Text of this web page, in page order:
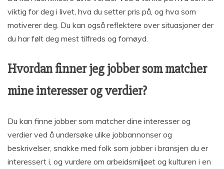
viktig for deg i livet, hva du setter pris på, og hva som
motiverer deg. Du kan også reflektere over situasjoner der
du har følt deg mest tilfreds og fornøyd.
Hvordan finner jeg jobber som matcher
mine interesser og verdier?
Du kan finne jobber som matcher dine interesser og
verdier ved å undersøke ulike jobbannonser og
beskrivelser, snakke med folk som jobber i bransjen du er
interessert i, og vurdere om arbeidsmiljøet og kulturen i en